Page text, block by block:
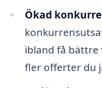
Ökad
ibland få
fler offerter du